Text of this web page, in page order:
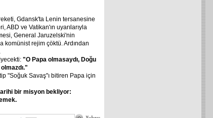
Gdansk'ta Lenin tersanesine
ABD ve Vatikan'ın uyarılarıyla
General Jaruzelski'nin
komünist rejim çöktü. Ardından
"O Papa olmasaydı, Doğu
olmazdı."
"Soğuk Savaş"ı bitiren Papa için
bir misyon bekliyor: